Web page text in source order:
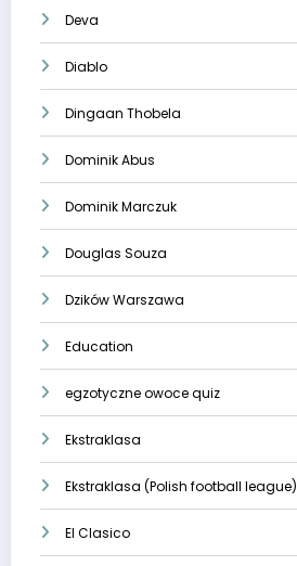
Deva
Diablo
Dingaan Thobela
Dominik Abus
Dominik Marczuk
Douglas Souza
Dzików Warszawa
Education
egzotyczne owoce quiz
Ekstraklasa
Ekstraklasa (Polish football league)
El Clasico